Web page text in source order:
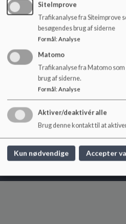
Englystskolen
Skolebakken 1, 7080 Børkop
englystskolen@vejle.dk
+45 76 81 43 90
EAN NR.
5798006430765
Sitemap
Cookie politik
SiteImprove
Trafikanalyse fra Siteimprove
besøgendes brug af siderne
Formål: Analyse
Matomo
Trafikanalyse fra Matomo
brug af siderne.
Formål: Analyse
Aktiver/deaktivér alle
Brug denne kontakt til at
Kun nødvendige Accepter